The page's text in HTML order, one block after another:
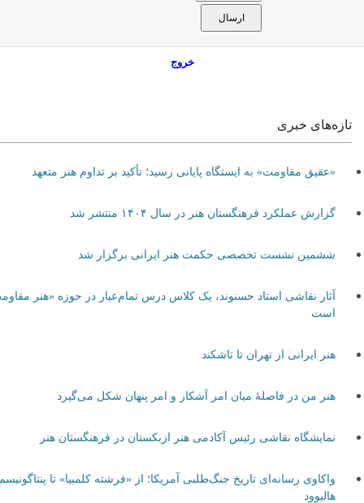
خروج
تازه‌های خبری
«عقیق مقاومت» به ایستگاه پایانی رسید؛ تأکید بر تداوم هنر متعهد
گزارش عملکرد فرهنگستان هنر در سال ۱۴۰۴ منتشر شد
ششمین نشست تخصصی حکمت هنر ایرانی برگزار شد
آثار نقاشی استاد حسنوند، یک کلاس درس تمام‌عیار در حوزه «هنر
است
هنر ایرانی از تهران تا تاشکند
هنر من در فاصلۀ میان امر آشکار و امر پنهان شکل می‌گیرد
نمایشگاه نقاشی رئیس آکادمی هنر ازبکستان در فرهنگستان هنر
واکاوی رسانه‌ای تاریخ جنگ‌طلبی آمریکا؛ از «فرشته کلمبیا» تا پنتاگونیسم
هالیوود